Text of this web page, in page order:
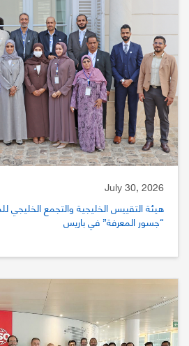
July 30, 2026
هيئة التقييس الخليجية والتجمع الخليجي
“جسور المعرفة” في باريس